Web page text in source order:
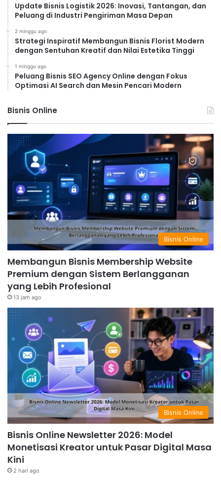
Update Bisnis Logistik 2026: Inovasi, Tantangan, dan
Peluang di Industri Pengiriman Masa Depan
2 minggu ago
Strategi Inspiratif Membangun Bisnis Florist Modern
dengan Sentuhan Kreatif dan Nilai Estetika Tinggi
1 minggu ago
Peluang Bisnis SEO Agency Online dengan Fokus
Optimasi AI Search dan Mesin Pencari Modern
Bisnis Online
Bisnis Online
Membangun Bisnis Membership Website
Premium dengan Sistem Berlangganan
yang Lebih Profesional
13 jam ago
Bisnis Online
Bisnis Online Newsletter 2026: Model
Monetisasi Kreator untuk Pasar Digital Masa
Kini
2 hari ago